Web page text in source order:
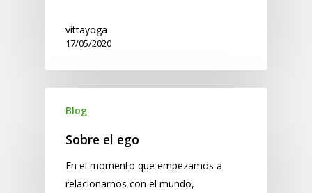
vittayoga
17/05/2020
Blog
Sobre el ego
En el momento que empezamos a
relacionarnos con el mundo,